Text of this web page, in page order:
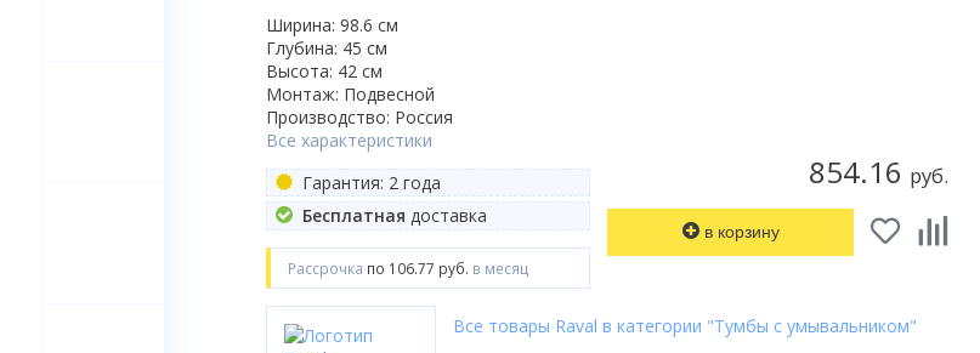
854.16 руб.
в корзину
Ширина: 98.6 см
Глубина: 45 см
Высота: 42 см
Монтаж: Подвесной
Производство: Россия
Все характеристики
Гарантия: 2 года
Бесплатная доставка
Рассрочка по 106.77 руб. в месяц
Все товары Raval в категории "Тумбы с умывальником"